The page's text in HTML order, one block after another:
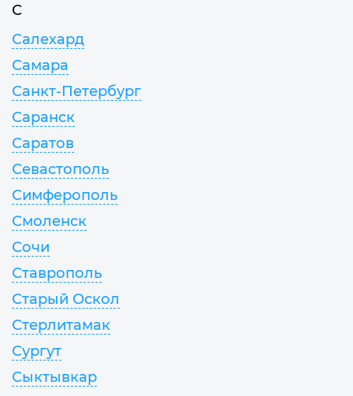
С
Салехард
Самара
Санкт-Петербург
Саранск
Саратов
Севастополь
Симферополь
Смоленск
Сочи
Ставрополь
Старый Оскол
Стерлитамак
Сургут
Сыктывкар